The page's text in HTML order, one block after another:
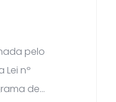
pelo
Lei nº
de...